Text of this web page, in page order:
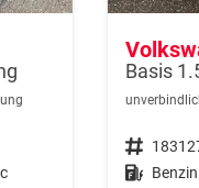
Basis
Fahrzeugnr.
Kraftstoff Benzin